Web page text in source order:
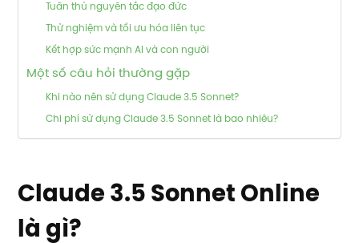
Tuân thủ nguyên tắc đạo đức
Thử nghiệm và tối ưu hóa liên tục
Kết hợp sức mạnh AI và con người
Một số câu hỏi thường gặp
Khi nào nên sử dụng Claude 3.5 Sonnet?
Chi phí sử dụng Claude 3.5 Sonnet là bao nhiêu?
Claude 3.5 Sonnet Online
là gì?